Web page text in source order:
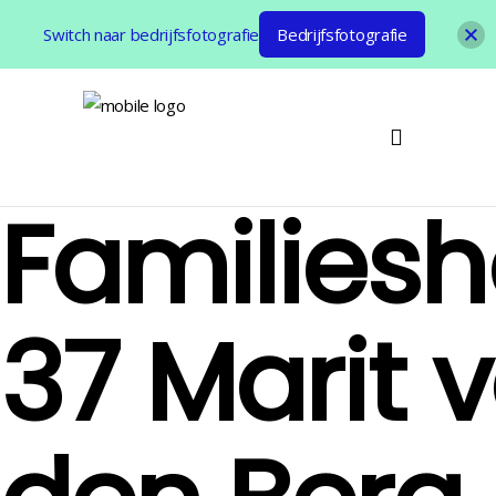
37 Marit
Switch naar bedrijfsfotografie Bedrijfsfotografie